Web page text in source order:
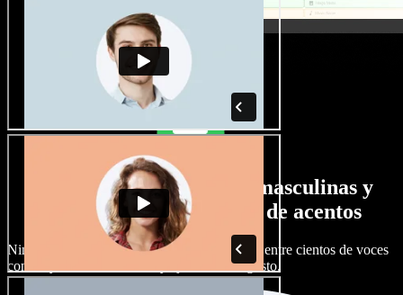
Gran selección de voces masculinas y
femeninas con todo tipo de acentos
Ningún proyecto tiene que sonar igual. Elige entre cientos de voces
con IA y acentos distintos, y ajústalas a tu gusto.